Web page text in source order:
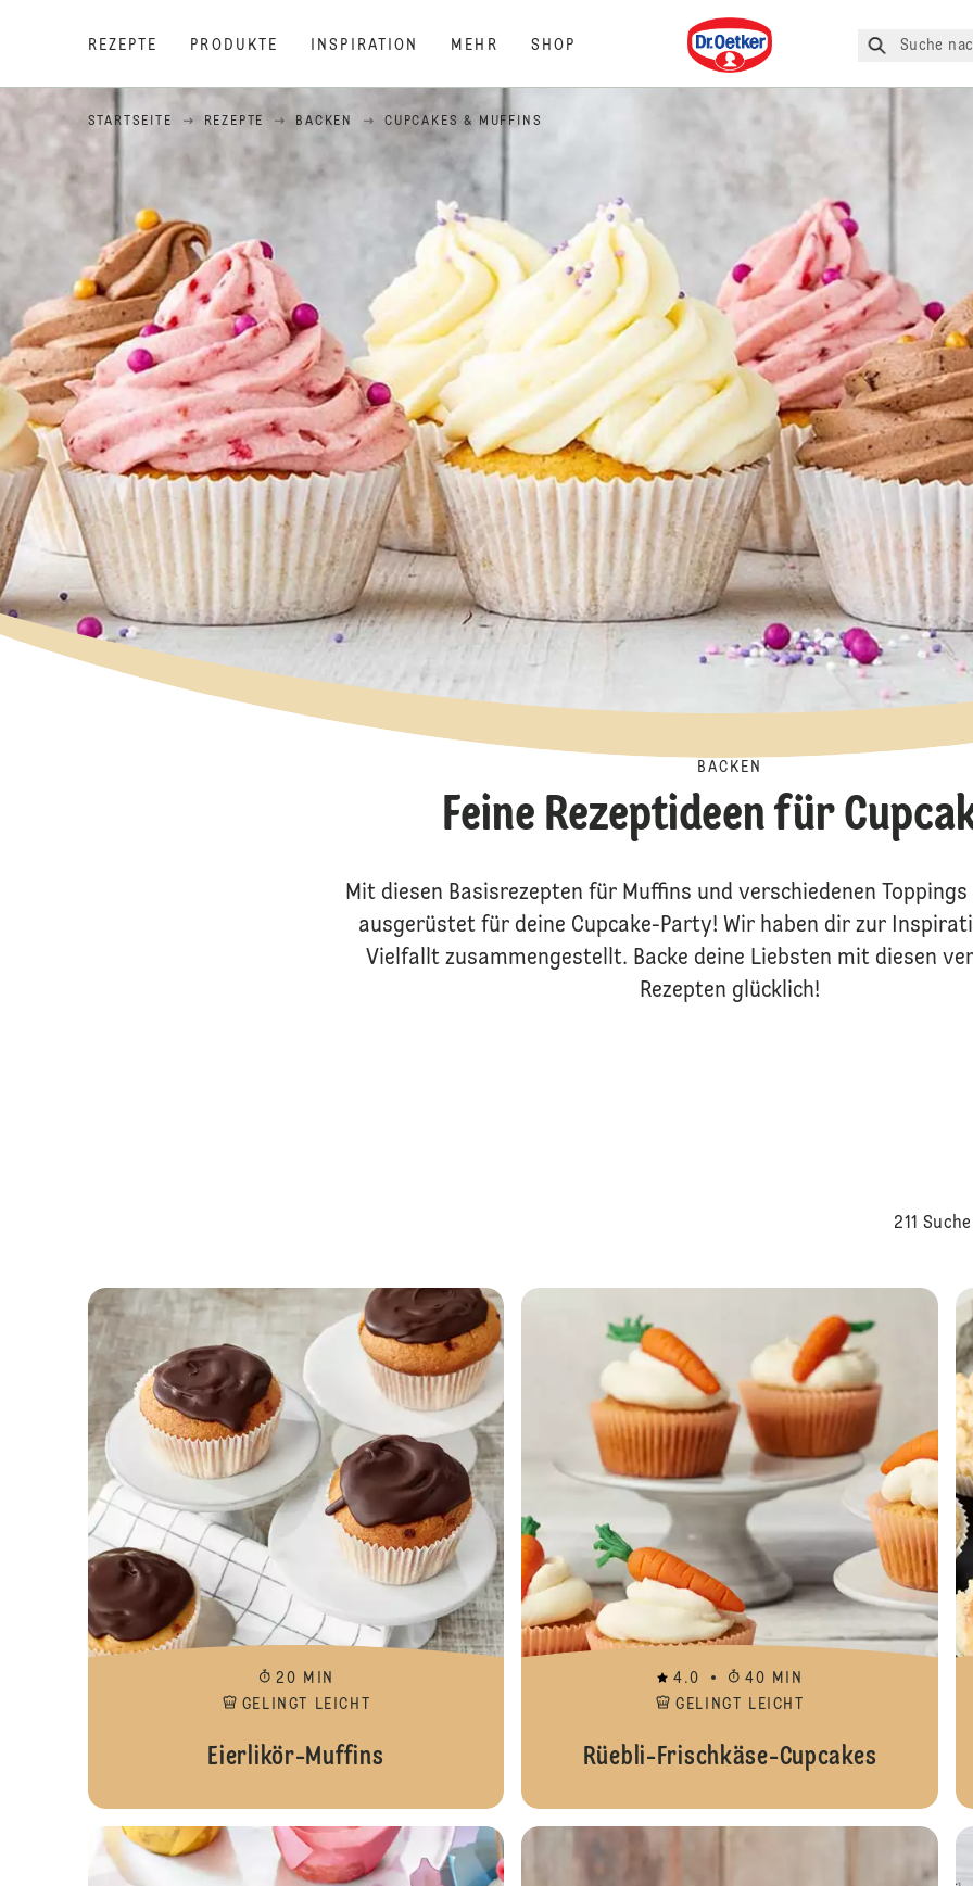
REZEPTE PRODUKTE INSPIRATION MEHR SHOP
Dr. Oetker
Suche
STARTSEITE REZEPTE BACKEN CUPCAKES & MUFFINS
BACKEN
Feine Rezeptideen für
Mit diesen Basisrezepten für Muffins und verschiedenen
ausgerüstet für deine Cupcake-Party! Wir haben dir zur
Vielfallt zusammengestellt. Backe deine Liebsten mit diesen
Rezepten glücklich!
211
20 MIN
GELINGT LEICHT
Eierlikör-Muffins
4.0
40 MIN
GELINGT LEICHT
Rüebli-Frischkäse-Cupcakes